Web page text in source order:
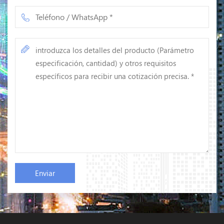
山区西丽桃源街道留仙大道南山智
造基地红花岭基地6栋13层 English
New Address: 13th Floor, Building
6, Honghualing Base, Nanshan
Intelligent Manufacturing Base,
проспект Люсянь, улица Таоюань,
dirección: Shenzhen, distrito de
Nanshan, calle Taoyuan de Xili,